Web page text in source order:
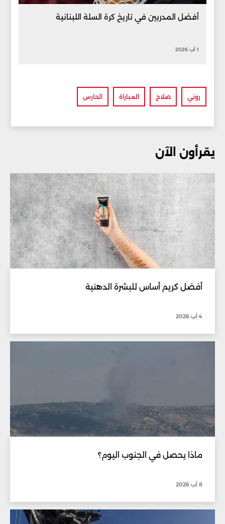
أفضل المدربين في تاريخ كرة السلة اللبنانية
1 آب 2026
روني صلاح المباراة الحارس
يقرأون الآن
أفضل كريم أساس للبشرة الدهنية
4 آب 2026
ماذا يحصل في الجنوب اليوم؟
8 آب 2026